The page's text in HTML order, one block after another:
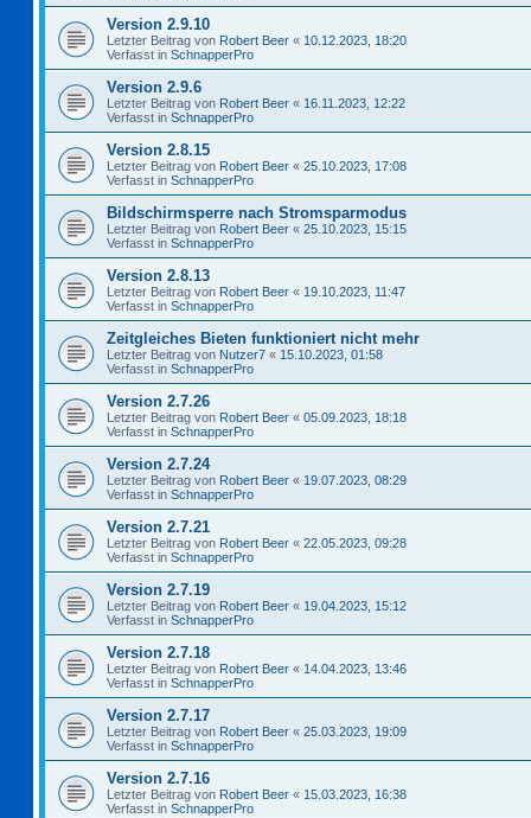
Version 2.9.10
Letzter Beitrag von Robert Beer « 10.12.2023, 18:20
Verfasst in SchnapperPro
Version 2.9.6
Letzter Beitrag von Robert Beer « 16.11.2023, 12:22
Verfasst in SchnapperPro
Version 2.8.15
Letzter Beitrag von Robert Beer « 25.10.2023, 17:08
Verfasst in SchnapperPro
Bildschirmsperre nach Stromsparmodus
Letzter Beitrag von Robert Beer « 25.10.2023, 15:15
Verfasst in SchnapperPro
Version 2.8.13
Letzter Beitrag von Robert Beer « 19.10.2023, 11:47
Verfasst in SchnapperPro
Zeitgleiches Bieten funktioniert nicht mehr
Letzter Beitrag von Nutzer7 « 15.10.2023, 01:58
Verfasst in SchnapperPro
Version 2.7.26
Letzter Beitrag von Robert Beer « 05.09.2023, 18:18
Verfasst in SchnapperPro
Version 2.7.24
Letzter Beitrag von Robert Beer « 19.07.2023, 08:29
Verfasst in SchnapperPro
Version 2.7.21
Letzter Beitrag von Robert Beer « 22.05.2023, 09:28
Verfasst in SchnapperPro
Version 2.7.19
Letzter Beitrag von Robert Beer « 19.04.2023, 15:12
Verfasst in SchnapperPro
Version 2.7.18
Letzter Beitrag von Robert Beer « 14.04.2023, 13:46
Verfasst in SchnapperPro
Version 2.7.17
Letzter Beitrag von Robert Beer « 25.03.2023, 19:09
Verfasst in SchnapperPro
Version 2.7.16
Letzter Beitrag von Robert Beer « 15.03.2023, 16:38
Verfasst in SchnapperPro